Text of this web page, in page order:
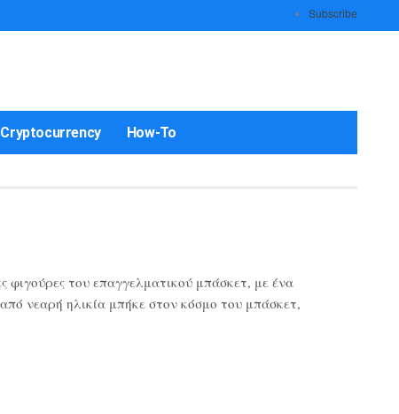
Subscribe
Cryptocurrency How-To
φιγούρες του επαγγελματικού μπάσκετ, με ένα
νεαρή ηλικία μπήκε στον κόσμο του μπάσκετ,